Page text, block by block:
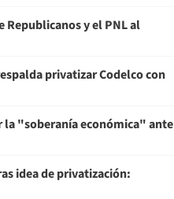
y el PNL al
privatizar Codelco con
la "soberanía económica" ante
idea de privatización: